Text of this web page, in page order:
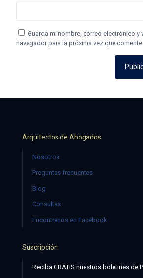
Guarda mi nombre, correo electrónico y
navegador para la próxima vez que comente.
Arquitectos de Abogados
Nosotros
Preguntas frecuentes
Blog
Consultas
Encontranos en Facebook
Suscripción
Reciba GRATIS nuestros boletines de